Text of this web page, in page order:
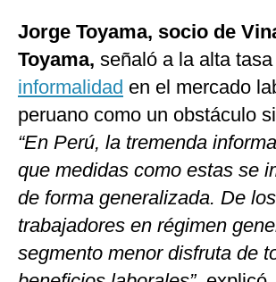
Jorge Toyama, socio de
Toyama, señaló a la alta
informalidad en el mercado
peruano como un obstáculo
“En Perú, la tremenda
que medidas como estas se
de forma generalizada. De los
trabajadores en régimen
segmento menor disfruta de